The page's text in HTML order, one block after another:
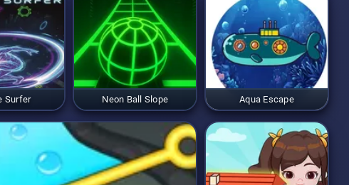
Surfer Neon Ball Slope Aqua Escape